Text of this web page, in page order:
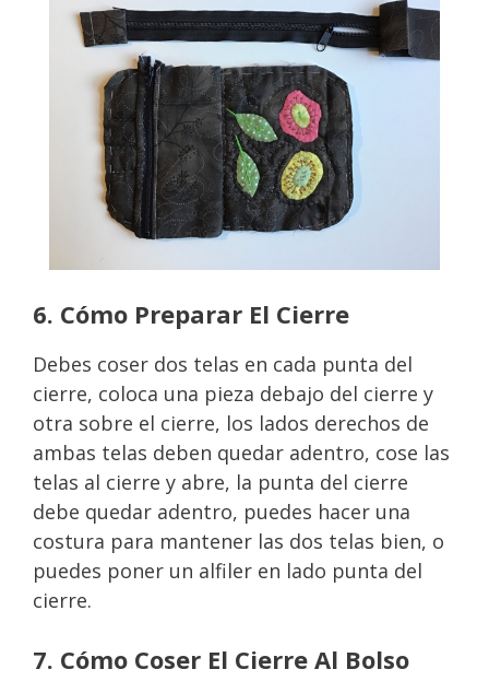
6. Cómo Preparar El Cierre
Debes coser dos telas en cada punta del
cierre, coloca una pieza debajo del cierre y
otra sobre el cierre, los lados derechos de
ambas telas deben quedar adentro, cose las
telas al cierre y abre, la punta del cierre
debe quedar adentro, puedes hacer una
costura para mantener las dos telas bien, o
puedes poner un alfiler en lado punta del
cierre.
7. Cómo Coser El Cierre Al Bolso